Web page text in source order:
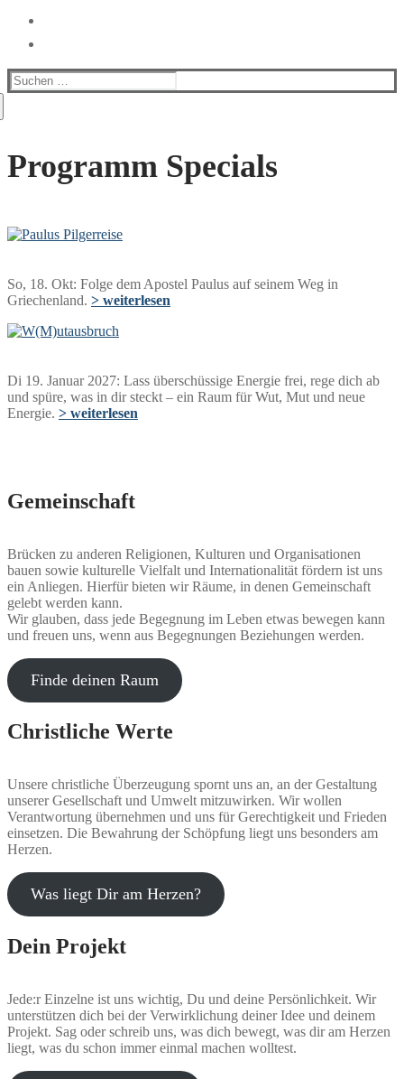
Suchen
nach:
Programm Specials
So, 18. Okt: Folge dem Apostel Paulus auf seinem Weg in
Griechenland. > weiterlesen
Di 19. Januar 2027: Lass überschüssige Energie frei, rege dich ab
und spüre, was in dir steckt – ein Raum für Wut, Mut und neue
Energie. > weiterlesen
Gemeinschaft
Brücken zu anderen Religionen, Kulturen und Organisationen
bauen sowie kulturelle Vielfalt und Internationalität fördern ist uns
ein Anliegen. Hierfür bieten wir Räume, in denen Gemeinschaft
gelebt werden kann.
Wir glauben, dass jede Begegnung im Leben etwas bewegen kann
und freuen uns, wenn aus Begegnungen Beziehungen werden.
Finde deinen Raum
Christliche Werte
Unsere christliche Überzeugung spornt uns an, an der Gestaltung
unserer Gesellschaft und Umwelt mitzuwirken. Wir wollen
Verantwortung übernehmen und uns für Gerechtigkeit und Frieden
einsetzen. Die Bewahrung der Schöpfung liegt uns besonders am
Herzen.
Was liegt Dir am Herzen?
Dein Projekt
Jede:r Einzelne ist uns wichtig, Du und deine Persönlichkeit. Wir
unterstützen dich bei der Verwirklichung deiner Idee und deinem
Projekt. Sag oder schreib uns, was dich bewegt, was dir am Herzen
liegt, was du schon immer einmal machen wolltest.